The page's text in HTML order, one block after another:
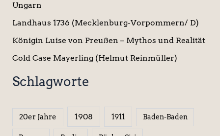
Ungarn
Landhaus 1736 (Mecklenburg-Vorpommern/ D)
Königin Luise von Preußen – Mythos und Realität
Cold Case Mayerling (Helmut Reinmüller)
Schlagworte
20er Jahre 1908 1911 Baden-Baden